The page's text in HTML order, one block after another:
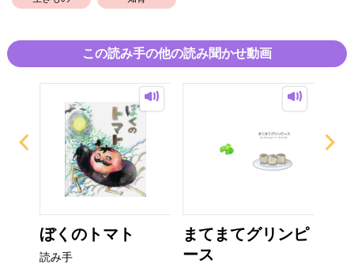
この読み手の他の読み聞かせ動画
ぼくのトマト
読み手
まてまてグリンピ
ース